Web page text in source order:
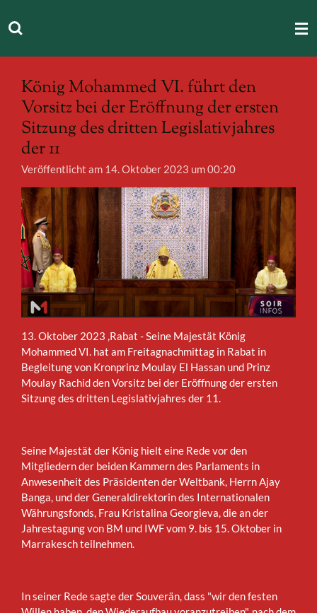
Hauptinhalt
König Mohammed VI. führt den
Vorsitz bei der Eröffnung der ersten
Sitzung des dritten Legislativjahres
der 11
Veröffentlicht am 14. Oktober 2023 um 00:20
13. Oktober 2023 ,Rabat - Seine Majestät König
Mohammed VI. hat am Freitagnachmittag in Rabat in
Begleitung von Kronprinz Moulay El Hassan und Prinz
Moulay Rachid den Vorsitz bei der Eröffnung der ersten
Sitzung des dritten Legislativjahres der 11.
Seine Majestät der König hielt eine Rede vor den
Mitgliedern der beiden Kammern des Parlaments in
Anwesenheit des Präsidenten der Weltbank, Herrn Ajay
Banga, und der Generaldirektorin des Internationalen
Währungsfonds, Frau Kristalina Georgieva, die an der
Jahrestagung von BM und IWF vom 9. bis 15. Oktober in
Marrakesch teilnehmen.
In seiner Rede sagte der Souverän, dass "wir den festen